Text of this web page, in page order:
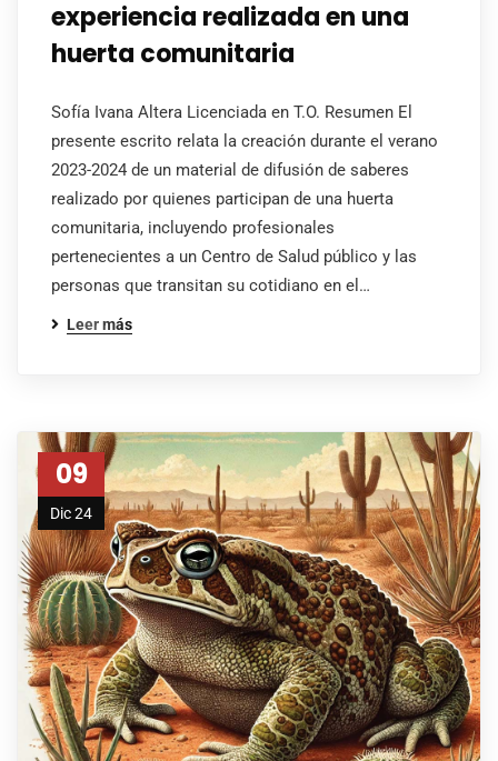
experiencia realizada en una
huerta comunitaria
Sofía Ivana Altera Licenciada en T.O. Resumen El
presente escrito relata la creación durante el verano
2023-2024 de un material de difusión de saberes
realizado por quienes participan de una huerta
comunitaria, incluyendo profesionales
pertenecientes a un Centro de Salud público y las
personas que transitan su cotidiano en el…
Leer más
09
Dic 24